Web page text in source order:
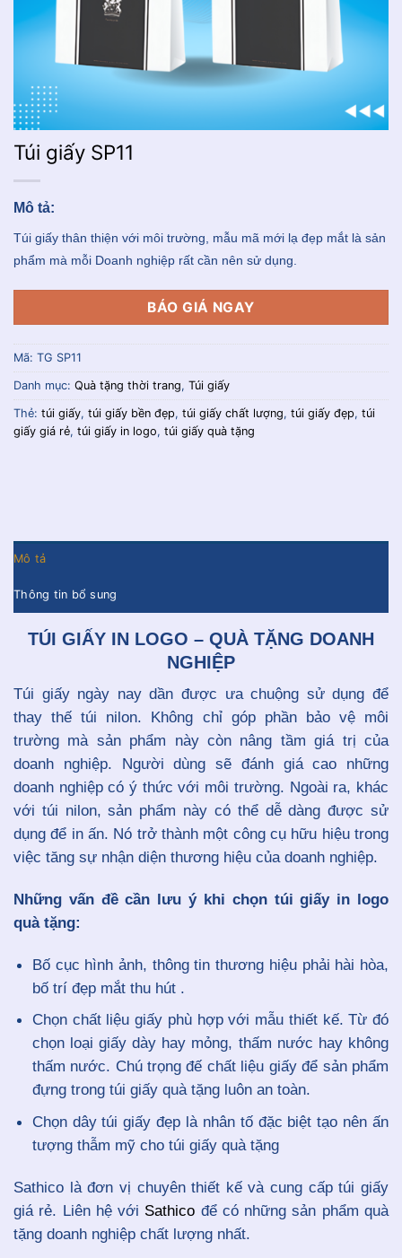
Túi giấy SP11
Mô tả:
Túi giấy thân thiện với môi trường, mẫu mã mới lạ đẹp mắt là sản
phẩm mà mỗi Doanh nghiệp rất cần nên sử dụng.
BÁO GIÁ NGAY
Mã: TG SP11
Danh mục: Quà tặng thời trang, Túi giấy
Thẻ: túi giấy, túi giấy bền đẹp, túi giấy chất lượng, túi giấy đẹp, túi
giấy giá rẻ, túi giấy in logo, túi giấy quà tặng
Mô tả
Thông tin bổ sung
TÚI GIẤY IN LOGO – QUÀ TẶNG DOANH
NGHIỆP
Túi giấy ngày nay dần được ưa chuộng sử dụng để
thay thế túi nilon. Không chỉ góp phần bảo vệ môi
trường mà sản phẩm này còn nâng tầm giá trị của
doanh nghiệp. Người dùng sẽ đánh giá cao những
doanh nghiệp có ý thức với môi trường. Ngoài ra, khác
với túi nilon, sản phẩm này có thể dễ dàng được sử
dụng để in ấn. Nó trở thành một công cụ hữu hiệu trong
việc tăng sự nhận diện thương hiệu của doanh nghiệp.
Những vấn đề cần lưu ý khi chọn túi giấy in logo
quà tặng:
Bố cục hình ảnh, thông tin thương hiệu phải hài hòa,
bố trí đẹp mắt thu hút .
Chọn chất liệu giấy phù hợp với mẫu thiết kế. Từ đó
chọn loại giấy dày hay mỏng, thấm nước hay không
thấm nước. Chú trọng đế chất liệu giấy để sản phẩm
đựng trong túi giấy quà tặng luôn an toàn.
Chọn dây túi giấy đẹp là nhân tố đặc biệt tạo nên ấn
tượng thẫm mỹ cho túi giấy quà tặng
Sathico là đơn vị chuyên thiết kế và cung cấp túi giấy
giá rẻ. Liên hệ với Sathico để có những sản phẩm quà
tặng doanh nghiệp chất lượng nhất.